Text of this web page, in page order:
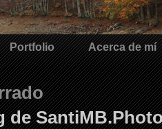
Portfolio Acerca de mí
de